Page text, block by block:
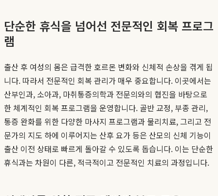
단순한 휴식을 넘어선 전문적인 회복 프로그
램
출산 후 여성의 몸은 급격한 호르몬 변화와 신체적 손상을 겪게 됩
니다. 따라서 전문적인 회복 관리가 매우 중요합니다. 이곳에서는
산부인과, 소아과, 마취통증의학과 전문의와의 협진을 바탕으로
한 체계적인 회복 프로그램을 운영합니다. 골반 교정, 부종 관리,
통증 완화를 위한 다양한 마사지 프로그램과 물리치료, 그리고 전
문가의 지도 하에 이루어지는 산후 요가 등은 산모의 신체 기능이
출산 이전 상태로 빠르게 돌아갈 수 있도록 돕습니다. 이는 단순한
휴식과는 차원이 다른, 적극적이고 전문적인 치료의 과정입니다.